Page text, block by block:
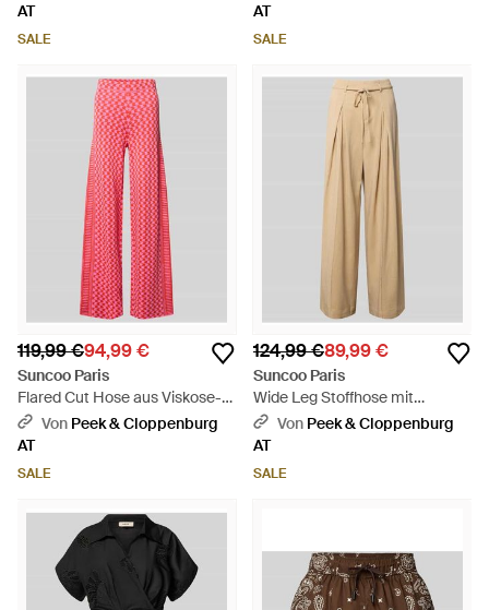
AT
SALE
AT
SALE
119,99 €94,99 €
Suncoo Paris
Flared Cut Hose aus Viskose-
Mix im Allover-Look Modell
'JONAS' - Pink
Von Peek & Cloppenburg
AT
SALE
124,99 €89,99 €
Suncoo Paris
Wide Leg Stoffhose mit
Bindegürtel Modell 'JEFF' -
Natur
Von Peek & Cloppenburg
AT
SALE